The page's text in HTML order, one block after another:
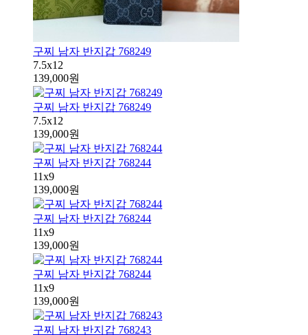
구찌 남자 반지갑 768249
7.5x12
139,000원
구찌 남자 반지갑 768249
7.5x12
139,000원
구찌 남자 반지갑 768244
11x9
139,000원
구찌 남자 반지갑 768244
11x9
139,000원
구찌 남자 반지갑 768244
11x9
139,000원
구찌 남자 반지갑 768243